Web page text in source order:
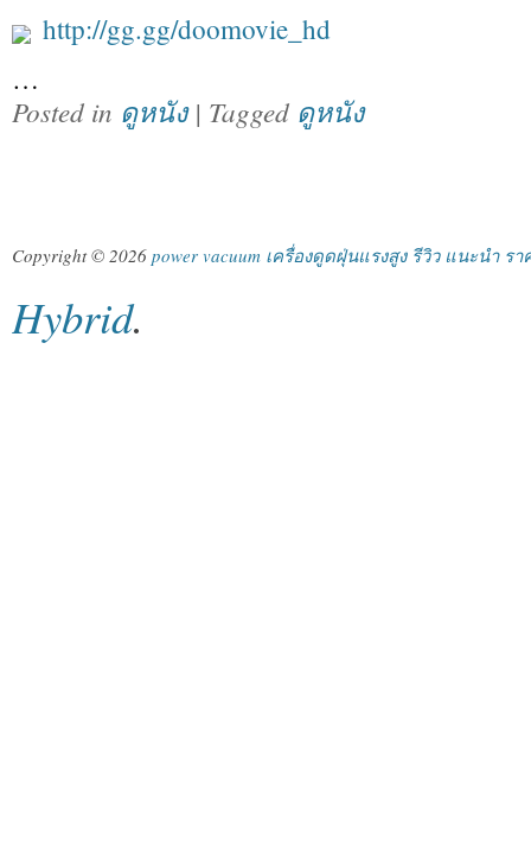
http://gg.gg/doomovie_hd
…
Posted in ดูหนัง | Tagged ดูหนัง
Copyright © 2026 power vacuum เครื่องดูดฝุ่นแรงสูง รีวิว แนะนำ รา
Hybrid.